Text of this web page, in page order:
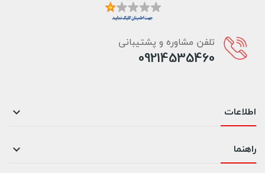
تلفن مشاوره و پشتیبانی
09214535460
اطلاعات 
راهنما 